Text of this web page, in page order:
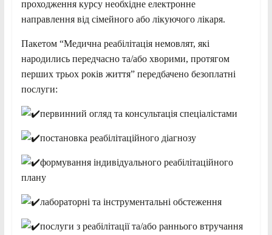
проходження курсу необхідне електронне
направлення від сімейного або лікуючого лікаря.
Пакетом “Медична реабілітація немовлят, які
народились передчасно та/або хворими, протягом
перших трьох років життя” передбачено безоплатні
послуги:
первинний огляд та консультація спеціалістами
постановка реабілітаційного діагнозу
формування індивідуального реабілітаційного
плану
лабораторні та інструментальні обстеження
послуги з реабілітації та/або раннього втручання